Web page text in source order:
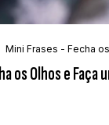
Mini Frases - Fecha
os Olhos e Faça